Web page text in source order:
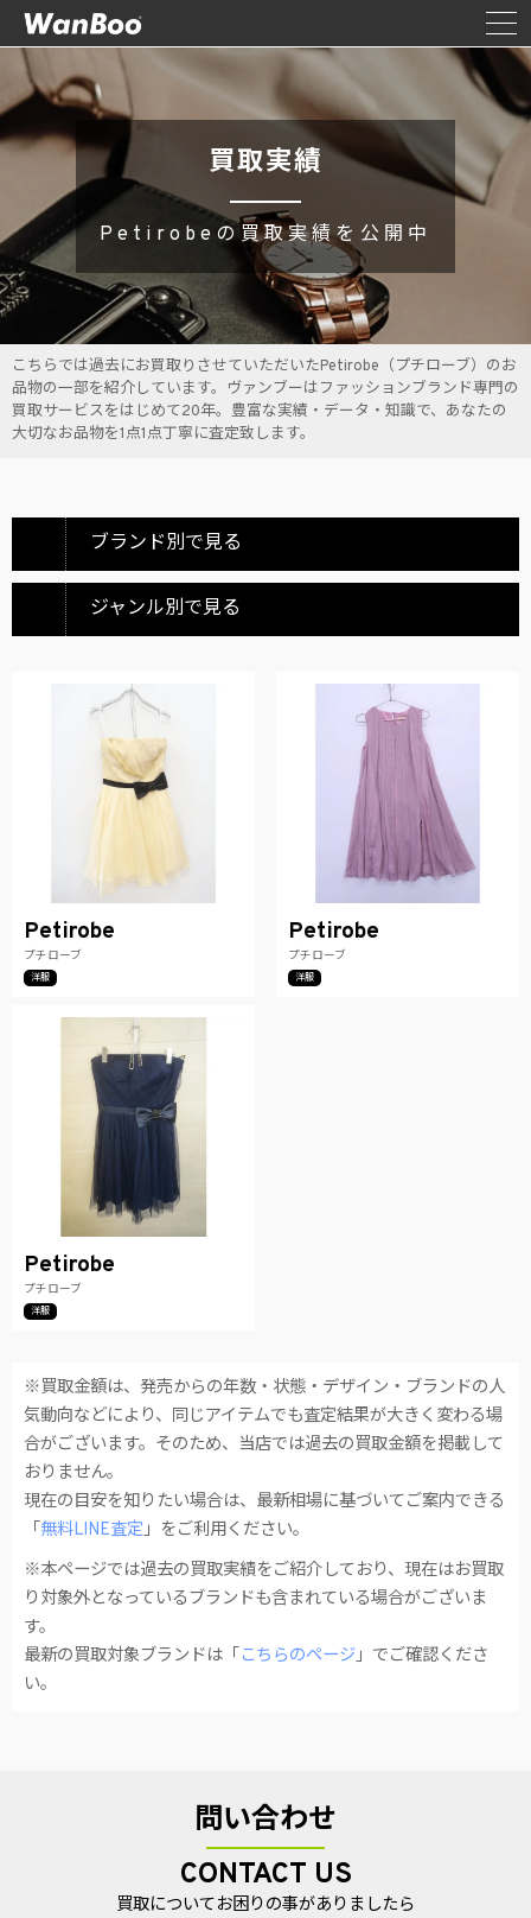
買取実績
Petirobeの買取実績を公開中
こちらでは過去にお買取りさせていただいたPetirobe（プチローブ）のお
品物の一部を紹介しています。ヴァンブーはファッションブランド専門の
買取サービスをはじめて20年。豊富な実績・データ・知識で、あなたの
大切なお品物を1点1点丁寧に査定致します。
ブランド別で見る
ジャンル別で見る
Petirobe
プチローブ
洋服
Petirobe
プチローブ
洋服
Petirobe
プチローブ
洋服
※買取金額は、発売からの年数・状態・デザイン・ブランドの人
気動向などにより、同じアイテムでも査定結果が大きく変わる場
合がございます。そのため、当店では過去の買取金額を掲載して
おりません。
現在の目安を知りたい場合は、最新相場に基づいてご案内できる
「 無料LINE査定」をご利用ください。
※本ページでは過去の買取実績をご紹介しており、現在はお買取
り対象外となっているブランドも含まれている場合がございま
す。
最新の買取対象ブランドは「 こちらのページ」でご確認くださ
い。
問い合わせ
CONTACT US
買取についてお困りの事がありましたら